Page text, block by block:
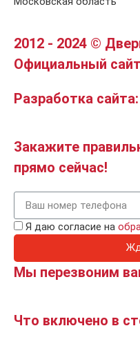
2012 - 2024 ©
Официальный
Разработка
Закажите
прямо сейчас!
Я даю согласие на
Мы перезвоним
Что включено в